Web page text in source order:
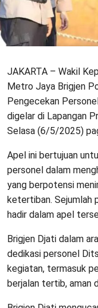
JAKARTA – Wakil
Metro Jaya Brigjen
Pengecekan
digelar di Lapangan
Selasa (6/5/2025)
Apel ini bertujuan
personel dalam
yang berpotensi
ketertiban. Sejumlah
hadir dalam apel
Brigjen Djati dalam
dedikasi personel
kegiatan, termasuk
berjalan tertib, aman